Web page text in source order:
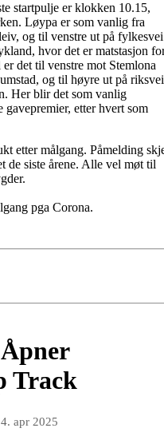
startpulje er klokken 10.15,
Løypa er som vanlig fra
og til venstre ut på fylkesvei
hvor det er matstasjon
det til venstre mot Stemlona
og til høyre ut på riksvei
Her blir det som vanlig
etter hvert som
etter målgang. Påmelding
de siste årene. Alle vel møt til
pga Corona.
Track
4. apr 2025